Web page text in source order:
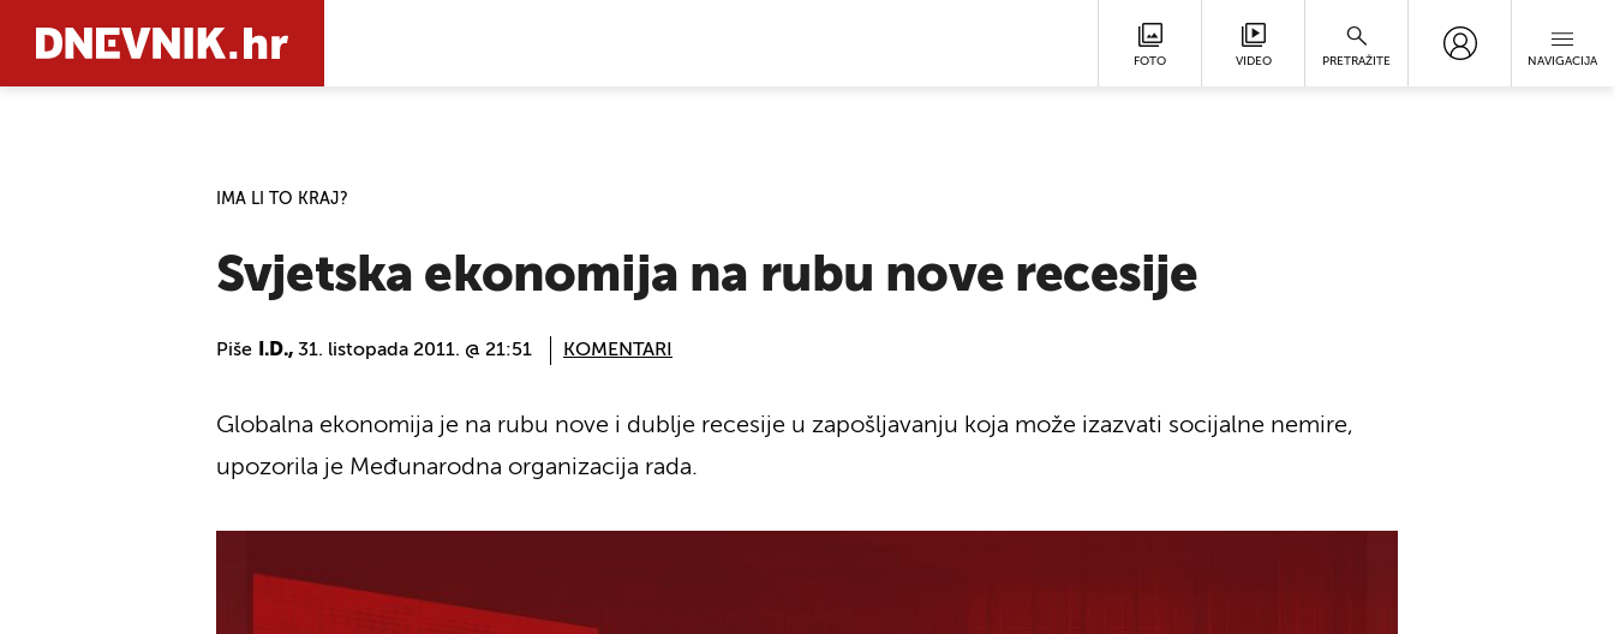
FOTO VIDEO PRETRAŽITE NAVIGACIJA
IMA LI TO KRAJ?
Svjetska ekonomija na rubu nove recesije
Piše I.D., 31. listopada 2011. @ 21:51 KOMENTARI
Globalna ekonomija je na rubu nove i dublje recesije u zapošljavanju koja može izazvati socijalne nemire,
upozorila je Međunarodna organizacija rada.